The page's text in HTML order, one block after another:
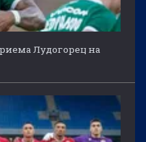
Лудогорец на